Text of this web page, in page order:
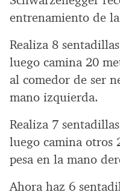
entrenamiento de
Realiza 8
luego camina 20
al comedor de ser
mano izquierda.
Realiza 7
luego camina otros
pesa en la mano
Ahora haz 6